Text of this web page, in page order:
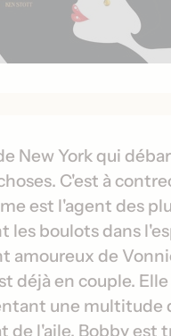
New York qui
C'est à
est l'agent des
les boulots dans
amoureux de
déjà en couple. Elle
une multitude
de l'aile, Bobby est